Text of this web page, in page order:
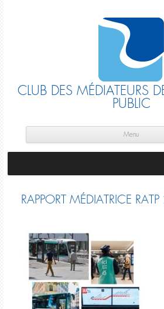
CLUB DES MÉDIATEURS
PUBLIC
Menu
RAPPORT MÉDIATRICE